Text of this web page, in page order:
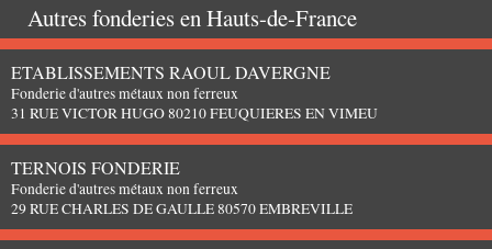
Autres fonderies enHauts-de-France
ETABLISSEMENTS RAOUL DAVERGNE
Fonderie d'autres métaux non ferreux
31 RUE VICTOR HUGO 80210 FEUQUIERES EN VIMEU
TERNOIS FONDERIE
Fonderie d'autres métaux non ferreux
29 RUE CHARLES DE GAULLE 80570 EMBREVILLE